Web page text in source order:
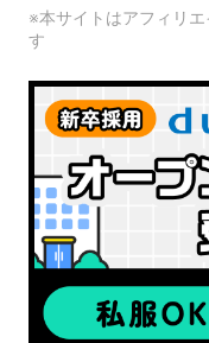
※本サイトはアフィリ
す